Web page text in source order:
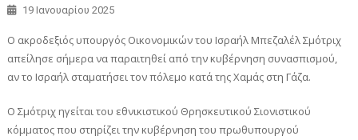
19 Ιανουαρίου 2025
Ο ακροδεξιός υπουργός Οικονομικών του Ισραήλ Μπεζαλέλ Σμότριχ
απείλησε σήμερα να παραιτηθεί από την κυβέρνηση συνασπισμού,
αν το Ισραήλ σταματήσει τον πόλεμο κατά της Χαμάς στη Γάζα.
Ο Σμότριχ ηγείται του εθνικιστικού Θρησκευτικού Σιονιστικού
κόμματος που στηρίζει την κυβέρνηση του πρωθυπουργού